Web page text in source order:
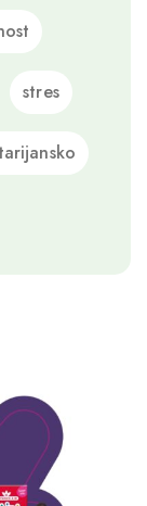
stres